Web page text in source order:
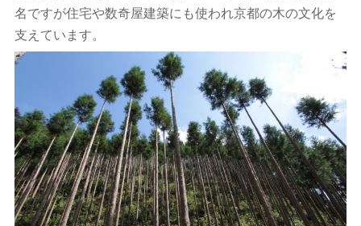
名ですが住宅や数奇屋建築にも使われ京都の木の文化を
支えています。